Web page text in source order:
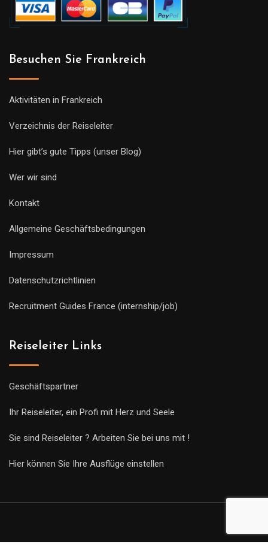
Besuchen Sie Frankreich
Aktivitäten in Frankreich
Verzeichnis der Reiseleiter
Hier gibt’s gute Tipps (unser Blog)
Wer wir sind
Kontakt
Allgemeine Geschäftsbedingungen
Impressum
Datenschutzrichtlinien
Recruitment Guides France (internship/job)
Reiseleiter Links
Geschäftspartner
Ihr Reiseleiter, ein Profi mit Herz und Seele
Sie sind Reiseleiter ? Arbeiten Sie bei uns mit !
Hier können Sie Ihre Ausflüge einstellen